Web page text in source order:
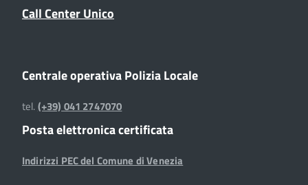
Call Center Unico
Centrale operativa Polizia Locale
tel.(+39) 041 2747070
Posta elettronica certificata
Indirizzi PEC del Comune di Venezia